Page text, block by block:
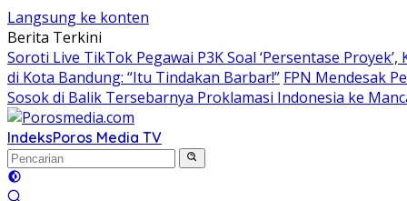
Langsung ke konten
Berita Terkini
Soroti Live TikTok Pegawai P3K Soal ‘Persentase
di Kota Bandung: “Itu Tindakan Barbar!” FPN Mendesak
Sosok di Balik Tersebarnya Proklamasi Indonesia ke
IndeksPoros Media TV